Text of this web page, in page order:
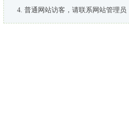
普通网站访客，请联系网站管理员